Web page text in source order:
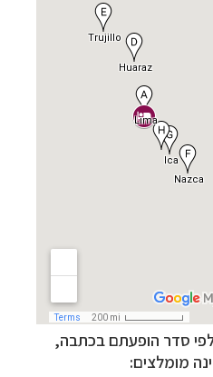
סדר הופעתם בכתבה,
מומלצים: